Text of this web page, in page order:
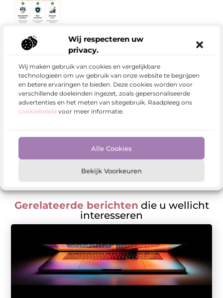
Wij respecteren uw
privacy.
Wij maken gebruik van cookies en vergelijkbare
technologieën om uw gebruik van onze website te begrijpen
en betere ervaringen te bieden. Deze cookies worden voor
verschillende doeleinden ingezet, zoals gepersonaliseerde
advertenties en het meten van sitegebruik. Raadpleeg ons
cookiebeleid voor meer informatie.
Alle Cookies
Bekijk Voorkeuren
Begin vandaag nog!
Wacht niet langer en registreer je nu. Ons platform is
de ideale plek om jouw stem te laten horen en jouw
blog met de wereld te delen. Klik op de Registreer-
knop en zet de eerste stap naar meer zichtbaarheid en
Gerelateerde berichten die u wellicht
interesseren